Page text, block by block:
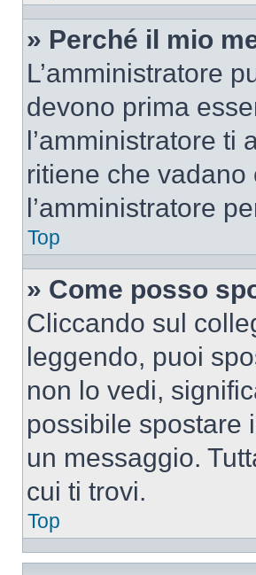
» Perché il mio
L’amministratore
devono prima
l’amministratore ti
ritiene che
l’amministratore
Top
» Come posso
Cliccando sul
leggendo, puoi
non lo vedi,
possibile spostare
un messaggio.
cui ti trovi.
Top